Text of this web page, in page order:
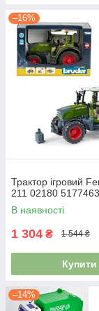
–16%
Трактор ігровий
211 02180 5177463
В наявності
1 304 ₴ 1 544 ₴
Купити
–14%